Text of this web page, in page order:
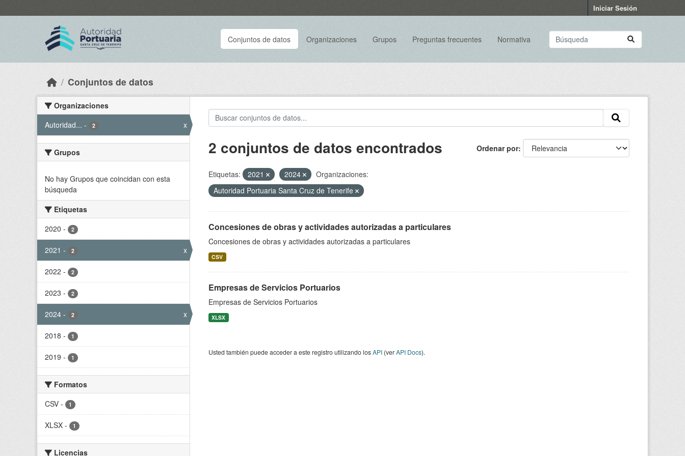
Iniciar Sesión
Conjuntos de datos Organizaciones Grupos Preguntas frecuentes Normativa
Conjuntos de datos
Organizaciones
Autoridad... - 2 x
Grupos
No hay Grupos que coincidan con esta
búsqueda
Etiquetas
2020 - 2
2021 - 2 x
2022 - 2
2023 - 2
2024 - 2 x
2018 - 1
2019 - 1
Formatos
CSV - 1
XLSX - 1
Licencias
Ordenar por
2 conjuntos de datos encontrados
Etiquetas: 2021 2024
Organizaciones:
Autoridad Portuaria Santa Cruz de Tenerife
Concesiones de obras y actividades autorizadas a particulares
Concesiones de obras y actividades autorizadas a particulares
CSV
Empresas de Servicios Portuarios
Empresas de Servicios Portuarios
XLSX
Usted también puede acceder a este registro utilizando losAPI(verAPI Docs).